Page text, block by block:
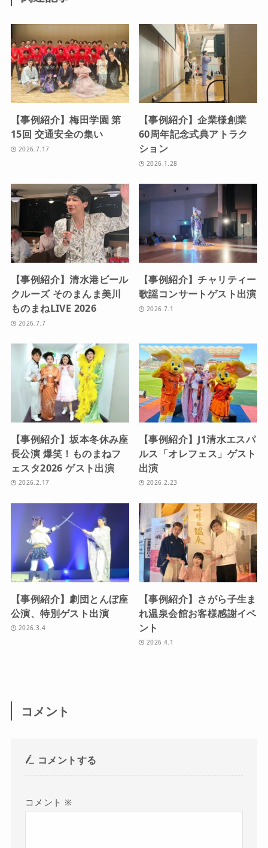
【事例紹介】梅田学園 第
15回 交通安全の集い
2026.7.17
【事例紹介】企業様創業
60周年記念式典アトラク
ション
2026.1.28
【事例紹介】清水港ビール
クルーズ そのまんま美川
ものまねLIVE 2026
2026.7.7
【事例紹介】チャリティー
歌謡コンサートゲスト出演
2026.7.1
【事例紹介】坂本冬休み座
長公演 爆笑！ものまねフ
ェスタ2026 ゲスト出演
2026.2.17
【事例紹介】J1清水エスパ
ルス「オレフェス」ゲスト
出演
2026.2.23
【事例紹介】劇団とんぼ座
公演、特別ゲスト出演
2026.3.4
【事例紹介】さがら子生ま
れ温泉会館お客様感謝イベ
ント
2026.4.1
コメント
コメントする
コメント※